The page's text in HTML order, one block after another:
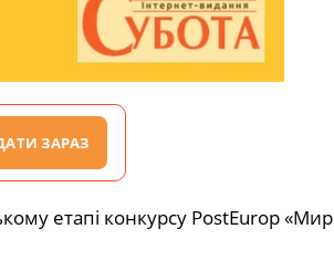
ЗАРАЗ
етапі конкурсу PostEurop «Мир